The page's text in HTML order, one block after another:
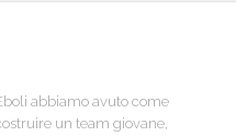
abbiamo avuto come
un team giovane,